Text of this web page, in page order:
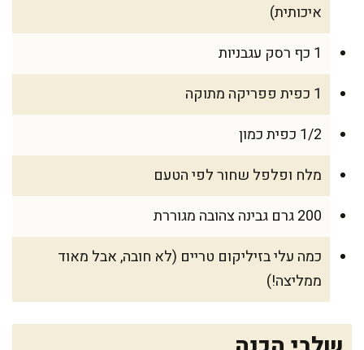
איכותית)
1 כף רסק עגבניות
1 כפית פפריקה מתוקה
1/2 כפית כמון
מלח ופלפל שחור לפי הטעם
200 גרם גבינה צהובה מגוררת
כמה עלי בזיליקום טריים (לא חובה, אבל מאוד
ממליצה!)